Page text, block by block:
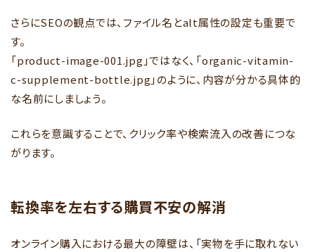
さらにSEOの観点では、ファイル名とalt属性の設定も重要で
す。
「product-image-001.jpg」ではなく、「organic-vitamin-
c-supplement-bottle.jpg」のように、内容が分かる具体的
な名前にしましょう。
これらを意識することで、クリック率や検索流入の改善につな
がります。
転換率を左右する購買不安の解消
オンライン購入における最大の障壁は、「実物を手に取れない